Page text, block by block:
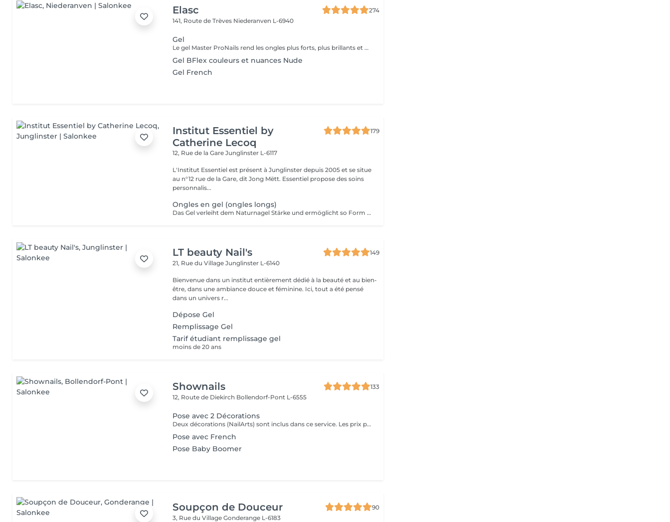
Elasc
274
141, Route de Trèves Niederanven L-6940
Gel
Le gel Master ProNails rend les ongles plus forts, plus brillants et plus résistants. Il s'applique en couches très fines et a une tenue d'environ 3 semaines. Si les ongles sont courts ou rongés, il suffit de les rallonger avec la technique du chablon.
Gel BFlex couleurs et nuances Nude
Gel French
Institut Essentiel by
Catherine Lecoq
179
12, Rue de la GareJunglinster L-6117
L'Institut Essentiel est présent à Junglinster depuis 2005 et se situe
au n°12 rue de la Gare, dit Jong Mëtt. Essentiel propose des soins
personnalis...
Ongles en gel (ongles longs)
Das Gel verleiht dem Naturnagel Stärke und ermöglicht so Form und Länge nach Wunsch anzupassen. Da es sehr stark ist, eignet sich das Gel für Verlängerungen von sehr kurzen Nägel. Diese kann durch Kapseln oder direkt auf Papierformen modeliert werden. Spitz, echkig, oval, fasst jede Form ist möglich! Das Gel soll nach maximal 5 Wochen erneut werden. Es kann auch schnell und ohne den Naturnagel zu schaden komplett wieder entfernt werden.
LT beauty Nail's
149
21, Rue du VillageJunglinster L-6140
Bienvenue dans un institut entièrement dédié à la beauté et au bien-
être, dans une ambiance douce et féminine. Ici, tout a été pensé
dans un univers r...
Dépose Gel
Remplissage Gel
Tarif étudiant remplissage gel
moins de 20 ans
Shownails
133
12, Route de Diekirch Bollendorf-Pont L-6555
Pose avec 2 Décorations
Deux décorations (NailArts) sont inclus dans ce service. Les prix peuvent varier en fonction des décorations supplémentaires.
Pose avec French
Pose Baby Boomer
Soupçon de Douceur
90
3, Rue du VillageGonderange L-6183